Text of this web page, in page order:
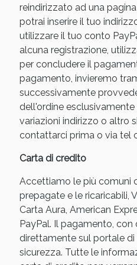
reindirizzato ad una
potrai inserire il tuo
utilizzare il tuo conto
alcuna registrazione,
per concludere il
pagamento, invieremo
successivamente
dell'ordine
variazioni indirizzo o altro
contattarci prima o via tel
Carta di credito
Accettiamo le più comuni
prepagate e le ricaricabili,
Carta Aura, American
PayPal. Il pagamento,
direttamente sul portale
sicurezza. Tutte le